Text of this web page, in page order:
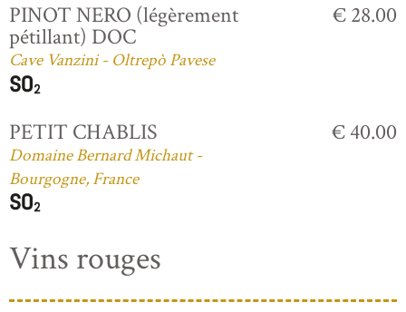
PINOT NERO (légèrement
pétillant) DOC
Cave Vanzini - Oltrepò Pavese
€ 28.00
PETIT CHABLIS
Domaine Bernard Michaut -
Bourgogne, France
€ 40.00
Vins rouges